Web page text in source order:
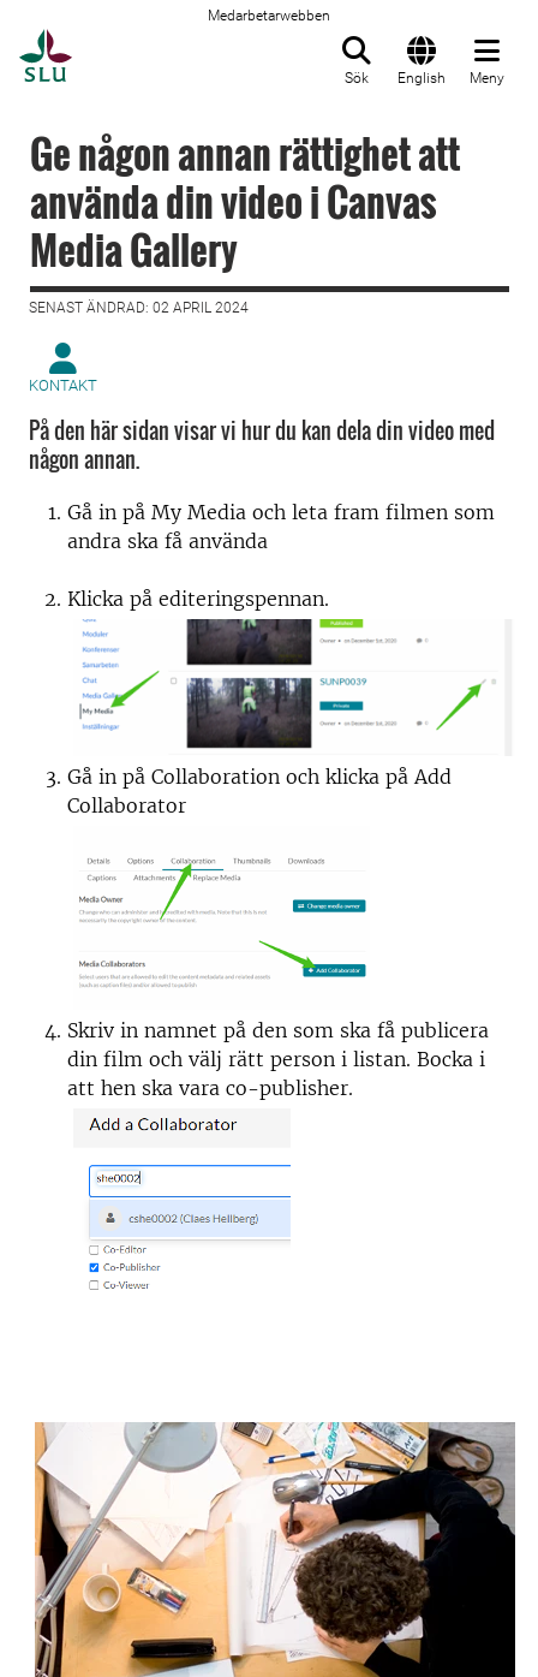
Medarbetarwebben
Sök English Meny
Ge någon annan rättighet att
använda din video i Canvas
Media Gallery
SENAST ÄNDRAD: 02 APRIL 2024
KONTAKT
På den här sidan visar vi hur du kan dela din video med
någon annan.
Gå in på My Media och leta fram filmen som
andra ska få använda
Klicka på editeringspennan.
Gå in på Collaboration och klicka på Add
Collaborator
Skriv in namnet på den som ska få publicera
din film och välj rätt person i listan. Bocka i
att hen ska vara co-publisher.